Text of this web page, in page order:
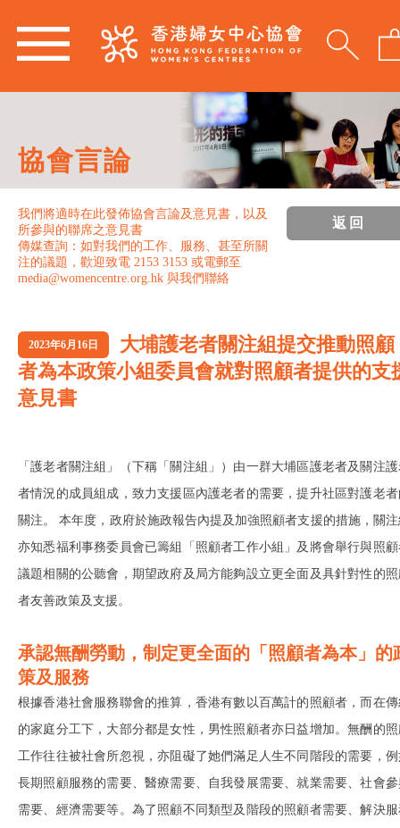
協會言論
我們將適時在此發佈協會言論及意見書，以及
所參與的聯席之意見書
傳媒查詢：如對我們的工作、服務、甚至所關
注的議題，歡迎致電 2153 3153 或電郵至
media@womencentre.org.hk 與我們聯絡
返回
2023年6月16日
大埔護老者關注組提交推動照顧
者為本政策小組委員會就對照顧者提供的支
意見書
「護老者關注組」（下稱「關注組」）由一群大埔區護老者及關注
者情況的成員組成，致力支援區內護老者的需要，提升社區對護老
關注。 本年度，政府於施政報告內提及加強照顧者支援的措施，關
亦知悉福利事務委員會已籌組「照顧者工作小組」及將會舉行與照
議題相關的公聽會，期望政府及局方能夠設立更全面及具針對性的
者友善政策及支援。
承認無酬勞動，制定更全面的「照顧者為本」的
策及服務
根據香港社會服務聯會的推算，香港有數以百萬計的照顧者，而在
的家庭分工下，大部分都是女性，男性照顧者亦日益增加。無酬的
工作往往被社會所忽視，亦阻礙了她們滿足人生不同階段的需要，
長期照顧服務的需要、醫療需要、自我發展需要、就業需要、社會
需要、經濟需要等。為了照顧不同類型及階段的照顧者需要、解決